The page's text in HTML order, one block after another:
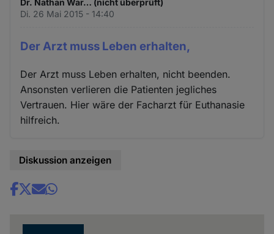
Dr. Nathan War… (nicht überprüft)
Di. 26 Mai 2015 - 14:40
Der Arzt muss Leben erhalten,
Der Arzt muss Leben erhalten, nicht beenden.
Ansonsten verlieren die Patienten jegliches
Vertrauen. Hier wäre der Facharzt für Euthanasie
hilfreich.
Diskussion anzeigen
Share